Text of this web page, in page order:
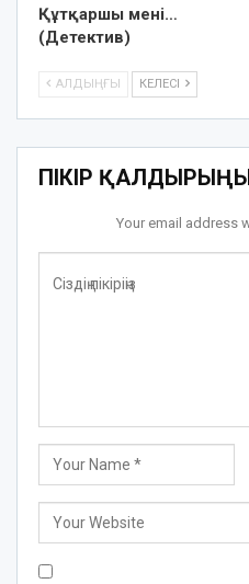
Құтқаршы мені…
(Детектив)
АЛДЫҢҒЫ КЕЛЕСІ
ПІКІР
Your email address